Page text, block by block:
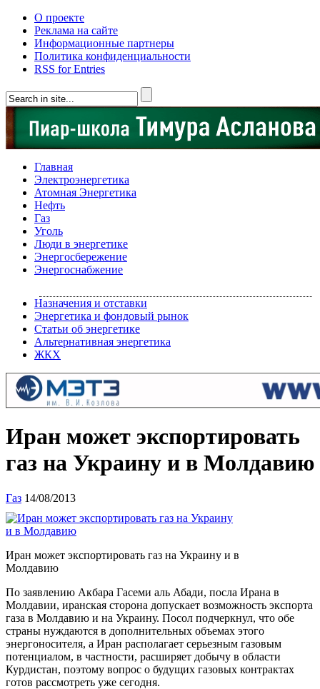
О проекте
Реклама на сайте
Информационные партнеры
Политика конфиденциальности
RSS for Entries
Главная
Электроэнергетика
Атомная Энергетика
Нефть
Газ
Уголь
Люди в энергетике
Энергосбережение
Энергоснабжение
Назначения и отставки
Энергетика и фондовый рынок
Статьи об энергетике
Альтернативная энергетика
ЖКХ
Иран может экспортировать
газ на Украину и в Молдавию
Газ 14/08/2013
Иран может экспортировать газ на Украину и в
Молдавию
По заявлению Акбара Гасеми аль Абади, посла Ирана в
Молдавии, иранская сторона допускает возможность экспорта
газа в Молдавию и на Украину. Посол подчеркнул, что обе
страны нуждаются в дополнительных объемах этого
энергоносителя, а Иран располагает серьезным газовым
потенциалом, в частности, расширяет добычу в области
Курдистан, поэтому вопрос о будущих газовых контрактах
готов рассмотреть уже сегодня.